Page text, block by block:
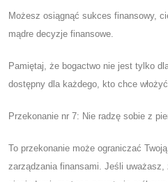
Możesz osiągnąć sukces finansowy,
mądre decyzje finansowe.
Pamiętaj, że bogactwo nie jest tylko
dostępny dla każdego, kto chce
Przekonanie nr 7: Nie radzę sobie z
To przekonanie może ograniczać
zarządzania finansami. Jeśli